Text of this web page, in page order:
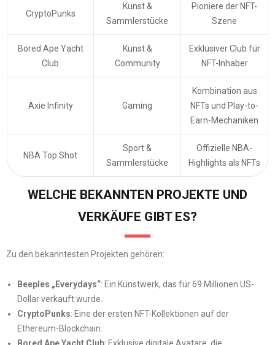
CryptoPunks
Kunst &
Sammlerstücke
Pioniere der NFT-
Szene
Bored Ape Yacht
Club
Kunst &
Community
Exklusiver Club für
NFT-Inhaber
Axie Infinity Gaming
Kombination aus
NFTs und Play-to-
Earn-Mechaniken
NBA Top Shot
Sport &
Sammlerstücke
Offizielle NBA-
Highlights als NFTs
WELCHE BEKANNTEN PROJEKTE UND
VERKÄUFE GIBT ES?
Zu den bekanntesten Projekten gehören:
Beeples „Everydays“: Ein Kunstwerk, das für 69 Millionen US-
Dollar verkauft wurde.
CryptoPunks: Eine der ersten NFT-Kollektionen auf der
Ethereum-Blockchain.